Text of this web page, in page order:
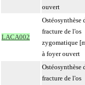
ouvert
LACA002
Ostéosynthèse
fracture de l'os
zygomatique
à foyer ouvert
Ostéosynthèse
fracture de l'os